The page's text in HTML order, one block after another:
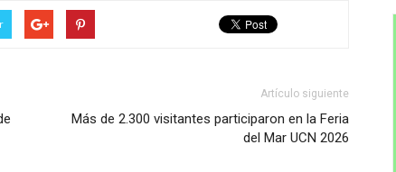
Artículo siguiente
Más de 2.300 visitantes participaron en la Feria
del Mar UCN 2026